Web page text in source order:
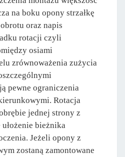
na boku opony strzałkę
oraz napis
rotacji czyli
osiami
zrównoważenia zużycia
pewne ograniczenia
Rotacja
jednej strony z
bieżnika
Jeżeli opony z
zostaną zamontowane